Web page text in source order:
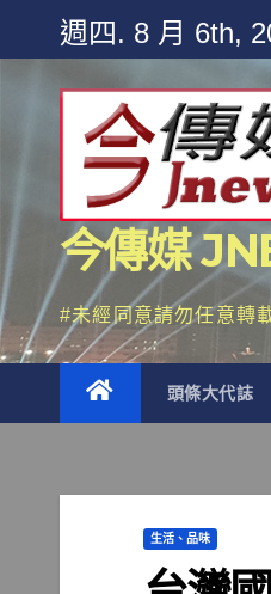
content
週四. 8 月 6th,
今傳媒
#未經同意請勿任意轉
頭條大代誌
生活、品味